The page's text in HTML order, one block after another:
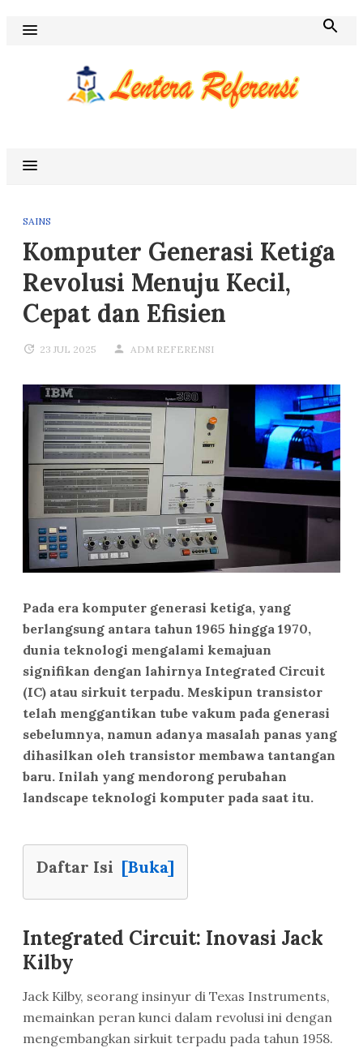
Skip
SAINS
Komputer Generasi Ketiga
Revolusi Menuju Kecil,
Cepat dan Efisien
23 JUL 2025 ADM REFERENSI
Pada era komputer generasi ketiga, yang
berlangsung antara tahun 1965 hingga 1970,
dunia teknologi mengalami kemajuan
signifikan dengan lahirnya Integrated Circuit
(IC) atau sirkuit terpadu. Meskipun transistor
telah menggantikan tube vakum pada generasi
sebelumnya, namun adanya masalah panas yang
dihasilkan oleh transistor membawa tantangan
baru. Inilah yang mendorong perubahan
landscape teknologi komputer pada saat itu.
Daftar Isi [Buka]
Integrated Circuit: Inovasi Jack
Kilby
Jack Kilby, seorang insinyur di Texas Instruments,
memainkan peran kunci dalam revolusi ini dengan
mengembangkan sirkuit terpadu pada tahun 1958.